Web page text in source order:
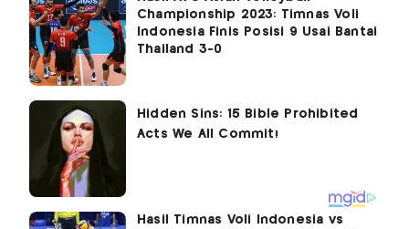
Championship 2023: Timnas Voli
Indonesia Finis Posisi 9 Usai Bantai
Thailand 3-0
Hasil Timnas Voli Indonesia vs